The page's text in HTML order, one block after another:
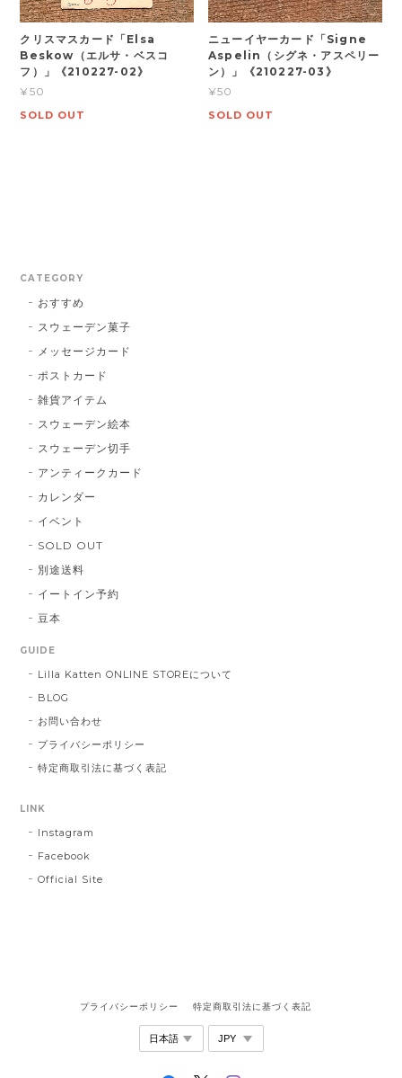
クリスマスカード「Elsa
Beskow（エルサ・ベスコ
フ）」《210227-02》
¥50
SOLD OUT
ニューイヤーカード「Signe
Aspelin（シグネ・アスペリー
ン）」《210227-03》
¥50
SOLD OUT
CATEGORY
おすすめ
スウェーデン菓子
メッセージカード
ポストカード
雑貨アイテム
スウェーデン絵本
スウェーデン切手
アンティークカード
カレンダー
イベント
SOLD OUT
別途送料
イートイン予約
豆本
GUIDE
Lilla Katten ONLINE STOREについて
BLOG
お問い合わせ
プライバシーポリシー
特定商取引法に基づく表記
LINK
Instagram
Facebook
Official Site
プライバシーポリシー 特定商取引法に基づく表記